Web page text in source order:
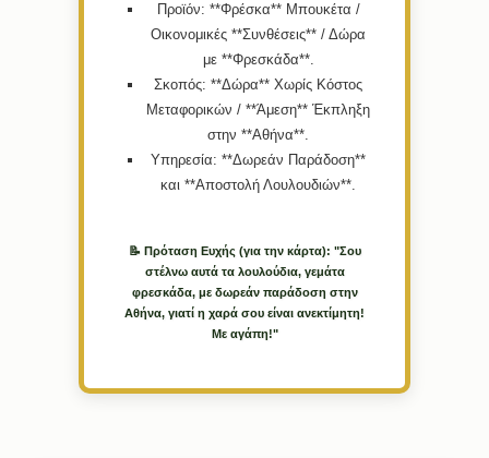
Προϊόν: **Φρέσκα** Μπουκέτα /
Οικονομικές **Συνθέσεις** / Δώρα
με **Φρεσκάδα**.
Σκοπός: **Δώρα** Χωρίς Κόστος
Μεταφορικών / **Άμεση** Έκπληξη
στην **Αθήνα**.
Υπηρεσία: **Δωρεάν Παράδοση**
και **Αποστολή Λουλουδιών**.
📝 Πρόταση Ευχής (για την κάρτα): "Σου
στέλνω αυτά τα λουλούδια, γεμάτα
φρεσκάδα, με δωρεάν παράδοση στην
Αθήνα, γιατί η χαρά σου είναι ανεκτίμητη!
Με αγάπη!"